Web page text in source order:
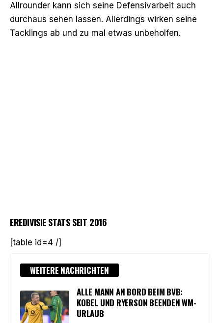
Allrounder kann sich seine Defensivarbeit auch
durchaus sehen lassen. Allerdings wirken seine
Tacklings ab und zu mal etwas unbeholfen.
EREDIVISIE STATS SEIT 2016
[table id=4 /]
WEITERE NACHRICHTEN
ALLE MANN AN BORD BEIM BVB:
KOBEL UND RYERSON BEENDEN WM-
URLAUB